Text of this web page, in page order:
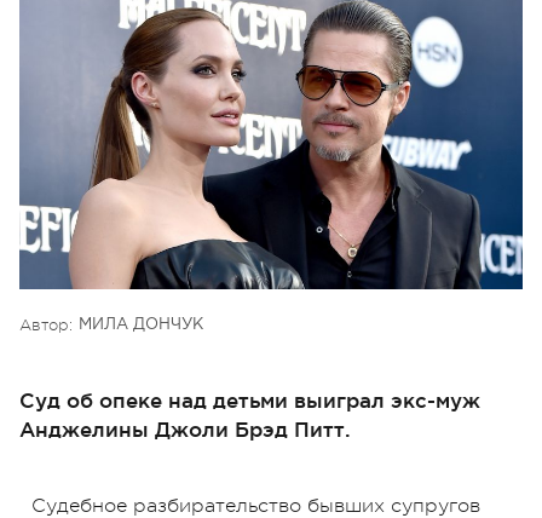
Автор: МИЛА ДОНЧУК
Суд об опеке над детьми выиграл экс-муж
Анджелины Джоли Брэд Питт.
Судебное разбирательство бывших супругов